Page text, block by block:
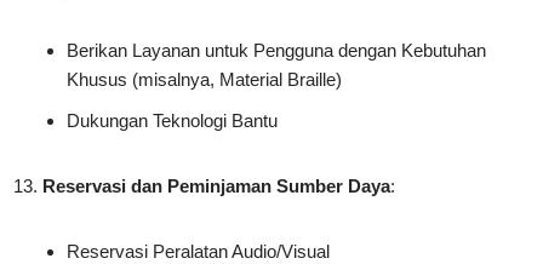
Berikan Layanan untuk Pengguna dengan Kebutuhan
Khusus (misalnya, Material Braille)
Dukungan Teknologi Bantu
Reservasi dan Peminjaman Sumber Daya:
Reservasi Peralatan Audio/Visual